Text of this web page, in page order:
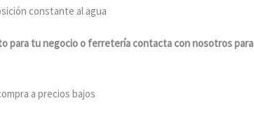
constante al agua
para tu negocio o ferretería contacta con nosotros para
a precios bajos